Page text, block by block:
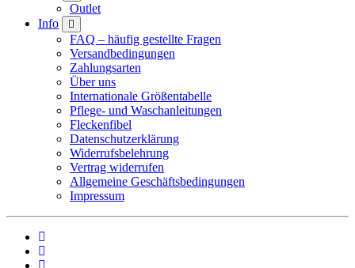
Outlet
Info
FAQ – häufig gestellte Fragen
Versandbedingungen
Zahlungsarten
Über uns
Internationale Größentabelle
Pflege- und Waschanleitungen
Fleckenfibel
Datenschutzerklärung
Widerrufsbelehrung
Vertrag widerrufen
Allgemeine Geschäftsbedingungen
Impressum